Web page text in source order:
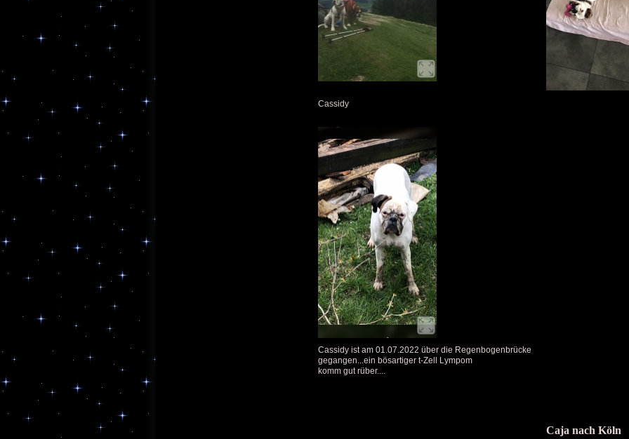
Cassidy
Cassidy ist am 01.07.2022 über die Regenbogenbrücke
gegangen...ein bösartiger t-Zell Lympom
komm gut rüber....
Caja nach Köln